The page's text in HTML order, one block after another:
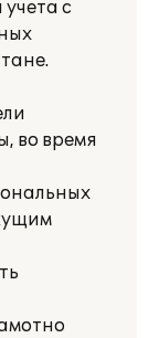
с
во время